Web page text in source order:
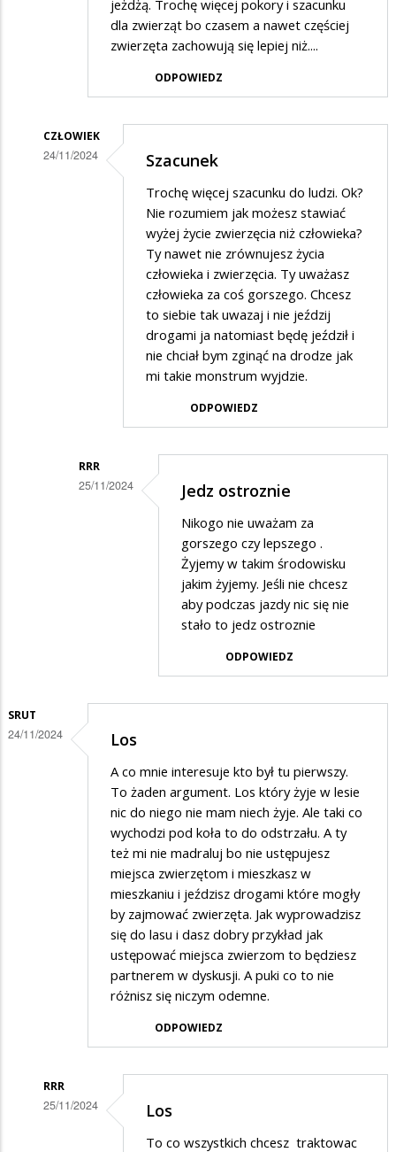
jeżdżą. Trochę więcej pokory i szacunku
dla zwierząt bo czasem a nawet częściej
zwierzęta zachowują się lepiej niż....
ODPOWIEDZ
CZŁOWIEK
24/11/2024 Szacunek
Trochę więcej szacunku do ludzi. Ok?
Nie rozumiem jak możesz stawiać
wyżej życie zwierzęcia niż człowieka?
Ty nawet nie zrównujesz życia
człowieka i zwierzęcia. Ty uważasz
człowieka za coś gorszego. Chcesz
to siebie tak uwazaj i nie jeździj
drogami ja natomiast będę jeździł i
nie chciał bym zginąć na drodze jak
mi takie monstrum wyjdzie.
ODPOWIEDZ
RRR
25/11/2024 Jedz ostroznie
Nikogo nie uważam za
gorszego czy lepszego .
Żyjemy w takim środowisku
jakim żyjemy. Jeśli nie chcesz
aby podczas jazdy nic się nie
stało to jedz ostroznie
ODPOWIEDZ
SRUT
24/11/2024 Los
A co mnie interesuje kto był tu pierwszy.
To żaden argument. Los który żyje w lesie
nic do niego nie mam niech żyje. Ale taki co
wychodzi pod koła to do odstrzału. A ty
też mi nie madraluj bo nie ustępujesz
miejsca zwierzętom i mieszkasz w
mieszkaniu i jeździsz drogami które mogły
by zajmować zwierzęta. Jak wyprowadzisz
się do lasu i dasz dobry przykład jak
ustępować miejsca zwierzom to będziesz
partnerem w dyskusji. A puki co to nie
różnisz się niczym odemne.
ODPOWIEDZ
RRR
25/11/2024 Los
To co wszystkich chcesz traktowac